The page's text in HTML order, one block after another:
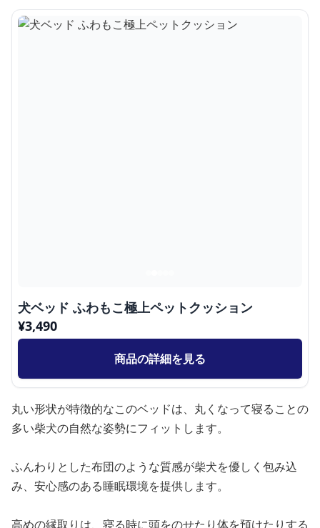
犬ベッド ふわもこ極上ペットクッション
¥3,490
商品の詳細を見る
丸い形状が特徴的なこのベッドは、丸くなって寝ることの
多い柴犬の自然な姿勢にフィットします。
ふんわりとした布団のような質感が柴犬を優しく包み込
み、安心感のある睡眠環境を提供します。
高めの縁取りは、寝る時に頭をのせたり体を預けたりする